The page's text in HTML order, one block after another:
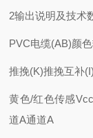
2输出说明及技术
PVC电缆(AB)颜
推挽(K)推挽互补
黄色/红色传感
道A通道A